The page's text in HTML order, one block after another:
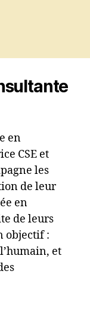
en
CSE et
les
de leur
en
de leurs
objectif :
et